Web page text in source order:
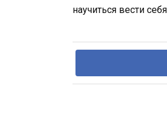
научиться вести